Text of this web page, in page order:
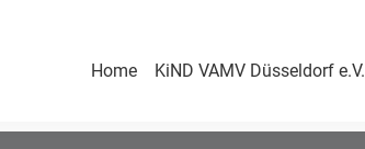
Home KiND VAMV Düsseldorf e.V.